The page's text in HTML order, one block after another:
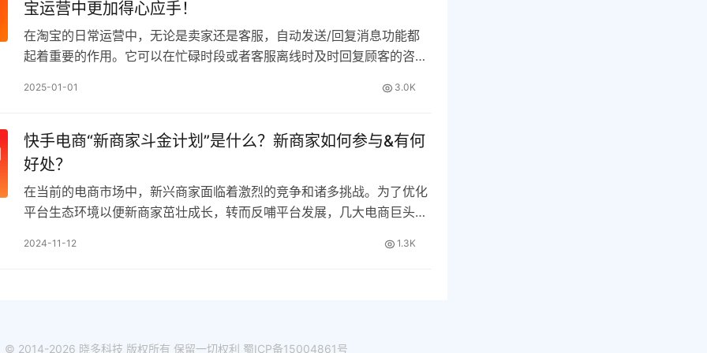
宝运营中更加得心应手！
在淘宝的日常运营中，无论是卖家还是客服，自动发送/回复消息功能都
起着重要的作用。它可以在忙碌时段或者客服离线时及时回复顾客的咨
2025-01-01 3.0K
快手电商“新商家斗金计划”是什么？新商家如何参与&有何
好处？
在当前的电商市场中，新兴商家面临着激烈的竞争和诸多挑战。为了优化
平台生态环境以便新商家茁壮成长，转而反哺平台发展，几大电商巨头纷
2024-11-12 1.3K
© 2014-2026 晓多科技 版权所有 保留一切权利 蜀ICP备15004861号